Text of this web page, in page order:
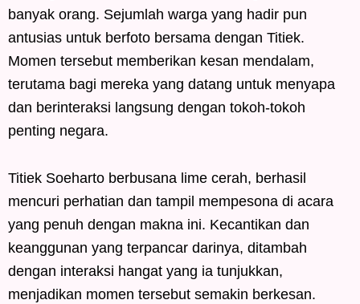
banyak orang. Sejumlah warga yang hadir pun
antusias untuk berfoto bersama dengan Titiek.
Momen tersebut memberikan kesan mendalam,
terutama bagi mereka yang datang untuk menyapa
dan berinteraksi langsung dengan tokoh-tokoh
penting negara.
Titiek Soeharto berbusana lime cerah, berhasil
mencuri perhatian dan tampil mempesona di acara
yang penuh dengan makna ini. Kecantikan dan
keanggunan yang terpancar darinya, ditambah
dengan interaksi hangat yang ia tunjukkan,
menjadikan momen tersebut semakin berkesan.